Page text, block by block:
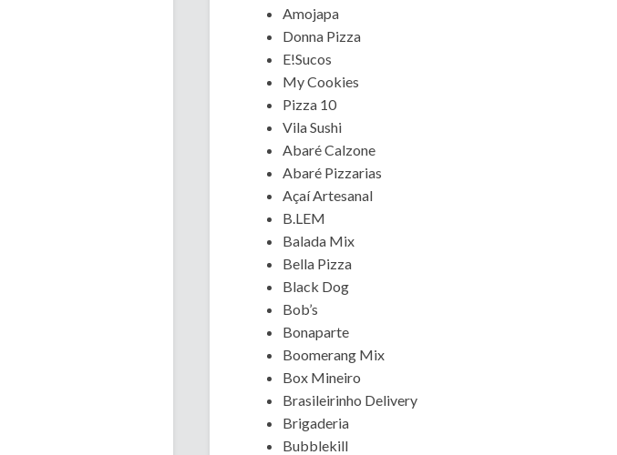
Amojapa
Donna Pizza
E!Sucos
My Cookies
Pizza 10
Vila Sushi
Abaré Calzone
Abaré Pizzarias
Açaí Artesanal
B.LEM
Balada Mix
Bella Pizza
Black Dog
Bob’s
Bonaparte
Boomerang Mix
Box Mineiro
Brasileirinho Delivery
Brigaderia
Bubblekill